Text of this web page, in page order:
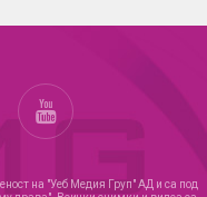
на "Уеб Медия Груп" АД и са под